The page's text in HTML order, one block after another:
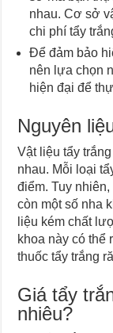
nhau. Cơ sở
chi phí tẩy
Để đảm bảo
nên lựa chọn
hiện đại để
Nguyên
Vật liệu tẩy
nhau. Mỗi loại
điểm. Tuy
còn một số nha
liệu kém chất
khoa này có thể
thuốc tẩy trắng
Giá tẩy
nhiêu?